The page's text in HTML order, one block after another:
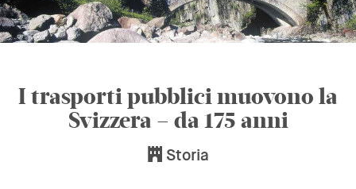
I trasporti pubblici muovono la
Svizzera – da 175 anni
Storia